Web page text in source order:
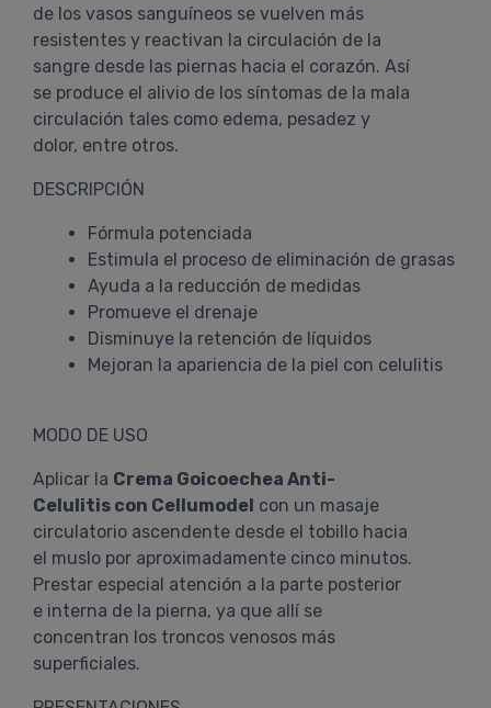
de los vasos sanguíneos se vuelven más
resistentes y reactivan la circulación de la
sangre desde las piernas hacia el corazón. Así
se produce el alivio de los síntomas de la mala
circulación tales como edema, pesadez y
dolor, entre otros.
DESCRIPCIÓN
Fórmula potenciada
Estimula el proceso de eliminación de grasas
Ayuda a la reducción de medidas
Promueve el drenaje
Disminuye la retención de líquidos
Mejoran la apariencia de la piel con celulitis
MODO DE USO
Aplicar la Crema Goicoechea Anti-
Celulitis con Cellumodel con un masaje
circulatorio ascendente desde el tobillo hacia
el muslo por aproximadamente cinco minutos.
Prestar especial atención a la parte posterior
e interna de la pierna, ya que allí se
concentran los troncos venosos más
superficiales.